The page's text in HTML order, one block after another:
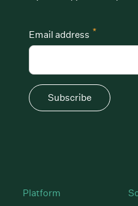
Platform
*
Email address
Subscribe